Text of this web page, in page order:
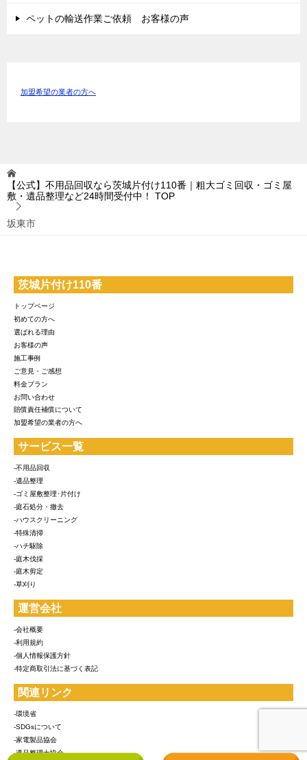
ペットの輸送作業ご依頼 お客様の声
加盟希望の業者の方へ
【公式】不用品回収なら茨城片付け110番｜粗大ゴミ回収・ゴミ屋
敷・遺品整理など24時間受付中！
TOP
坂東市
茨城片付け110番
トップページ
初めての方へ
選ばれる理由
お客様の声
施工事例
ご意見・ご感想
料金プラン
お問い合わせ
賠償責任補償について
加盟希望の業者の方へ
サービス一覧
-不用品回収
-遺品整理
-ゴミ屋敷整理･片付け
-庭石処分・撤去
-ハウスクリーニング
-特殊清掃
-ハチ駆除
-庭木伐採
-庭木剪定
-草刈り
運営会社
-会社概要
-利用規約
-個人情報保護方針
-特定商取引法に基づく表記
関連リンク
-環境省
-SDGsについて
-家電製品協会
-遺品整理士協会